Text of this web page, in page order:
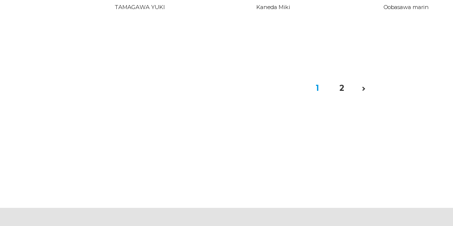
TAMAGAWA YUKI Kaneda Miki Oobasawa marin
1 2